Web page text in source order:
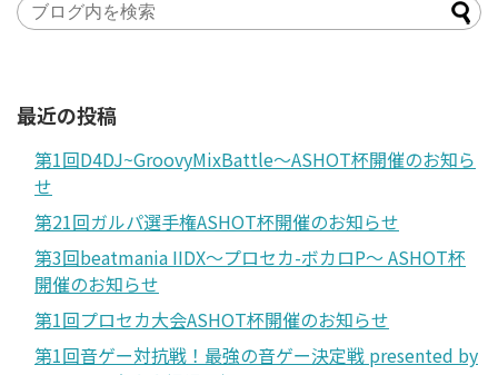
最近の投稿
第1回D4DJ~GroovyMixBattle～ASHOT杯開催のお知ら
せ
第21回ガルパ選手権ASHOT杯開催のお知らせ
第3回beatmania IIDX～プロセカ-ボカロP～ ASHOT杯
開催のお知らせ
第1回プロセカ大会ASHOT杯開催のお知らせ
第1回音ゲー対抗戦！最強の音ゲー決定戦 presented by